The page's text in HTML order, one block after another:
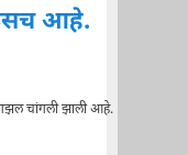
आहे.
चांगली झाली आहे.